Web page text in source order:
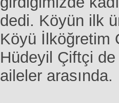
dedi. Köyün ilk
Köyü İlköğretim
Hüdeyil Çiftçi
aileler arasında.